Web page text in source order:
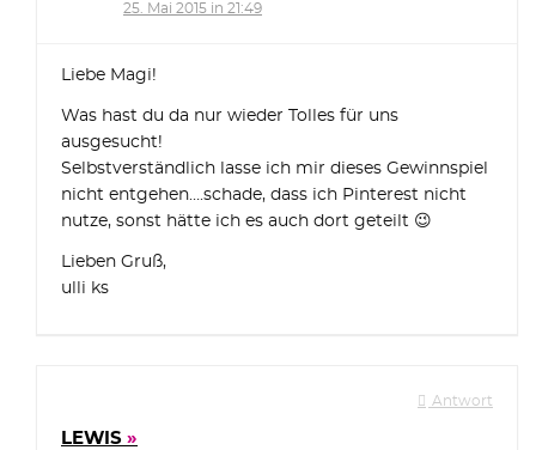
25. Mai 2015 in 21:49
Liebe Magi!
Was hast du da nur wieder Tolles für uns
ausgesucht!
Selbstverständlich lasse ich mir dieses Gewinnspiel
nicht entgehen….schade, dass ich Pinterest nicht
nutze, sonst hätte ich es auch dort geteilt 😉
Lieben Gruß,
ulli ks
Antwort
LEWIS